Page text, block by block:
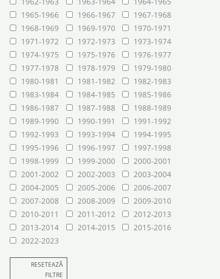
1965-1966
1966-1967
1967-1968
1968-1969
1969-1970
1970-1971
1971-1972
1972-1973
1973-1974
1974-1975
1975-1976
1976-1977
1977-1978
1978-1979
1979-1980
1980-1981
1981-1982
1982-1983
1983-1984
1984-1985
1985-1986
1986-1987
1987-1988
1988-1989
1989-1990
1990-1991
1991-1992
1992-1993
1993-1994
1994-1995
1995-1996
1996-1997
1997-1998
1998-1999
1999-2000
2000-2001
2001-2002
2002-2003
2003-2004
2004-2005
2005-2006
2006-2007
2007-2008
2008-2009
2009-2010
2010-2011
2011-2012
2012-2013
2013-2014
2014-2015
2015-2016
2022-2023
RESETEAZĂ
FILTRE